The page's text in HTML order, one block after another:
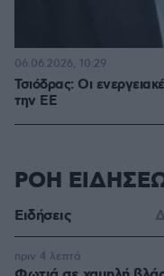
Τσιόδρας: Οι
την ΕΕ
06.06.2026, 10:29
ΡΟΗ
Ειδήσεις
πριν 4 λεπτά